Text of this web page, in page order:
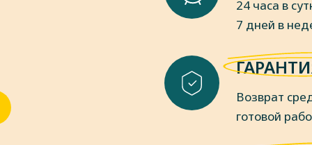
, свободный (дата
/ Е.И. Костюкова [и др.]. –
аграрный университет, 2018. –
Т. М. Рогуленко [и др.]. – М.: КноРус,
24 часа в
7 дней в
Возврат
готовой